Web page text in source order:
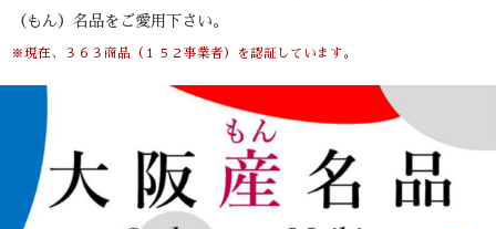
（もん）名品をご愛用下さい。
※現在、３６３商品（１５２事業者）を認証しています。